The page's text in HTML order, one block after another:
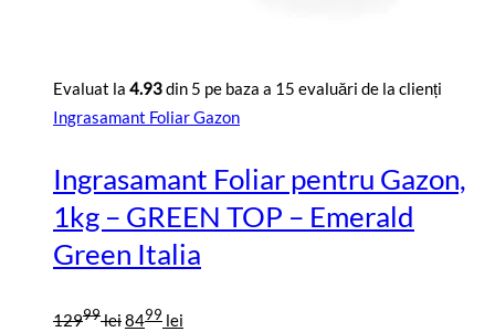
Evaluat la 4.93din 5 pe baza a 15 evaluări de la clienți
Ingrasamant Foliar Gazon
Ingrasamant Foliar pentru Gazon,
1kg – GREEN TOP – Emerald
Green Italia
12999 lei Prețul
8499 lei